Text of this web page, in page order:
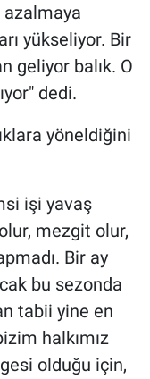
yükseliyor. Bir
geliyor balık. O
dedi.
yöneldiğini
işi yavaş
mezgit olur,
Bir ay
bu sezonda
tabii yine en
halkımız
olduğu için,